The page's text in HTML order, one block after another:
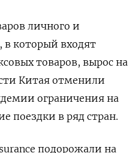
личного и
в который входят
товаров, вырос на
Китая отменили
ограничения на
поездки в ряд стран.
подорожали на